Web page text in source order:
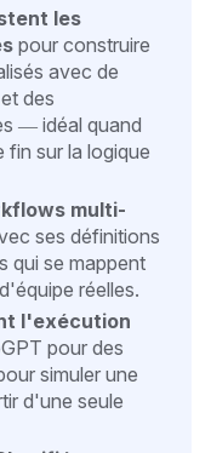
les
pour construire
avec de
des
— idéal quand
sur la logique
multi-
ses définitions
qui se mappent
réelles.
l'exécution
pour des
simuler une
d'une seule